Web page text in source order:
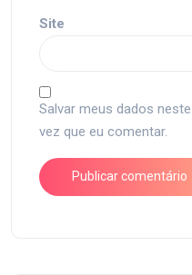
Site
Salvar meus dados
vez que eu comentar.